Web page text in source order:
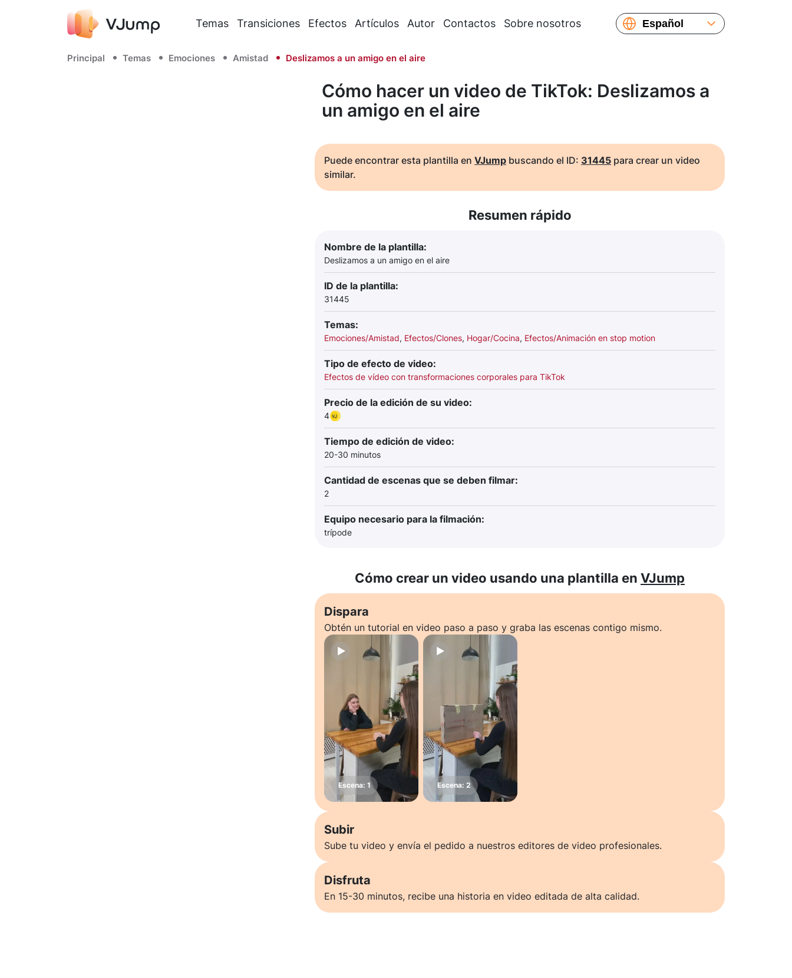
Temas Transiciones Efectos Artículos Autor Contactos Sobre nosotros
Español
Français
Principal Temas Emociones Amistad Deslizamos a un amigo en el aire
Cómo hacer un video de TikTok: Deslizamos a
un amigo en el aire
Puede encontrar esta plantilla en VJump buscando el ID: 31445 para crear un video
similar.
Resumen rápido
Nombre de la plantilla:
Deslizamos a un amigo en el aire
ID de la plantilla:
31445
Temas:
Emociones/Amistad, Efectos/Clones, Hogar/Cocina, Efectos/Animación en stop motion
Tipo de efecto de video:
Efectos de vídeo con transformaciones corporales para TikTok
Precio de la edición de su video:
4
Tiempo de edición de video:
20-30 minutos
Cantidad de escenas que se deben filmar:
2
Equipo necesario para la filmación:
trípode
Cómo crear un video usando una plantilla en VJump
Dispara
Obtén un tutorial en video paso a paso y graba las escenas contigo mismo.
Subir
Sube tu video y envía el pedido a nuestros editores de video profesionales.
Disfruta
En 15-30 minutos, recibe una historia en video editada de alta calidad.